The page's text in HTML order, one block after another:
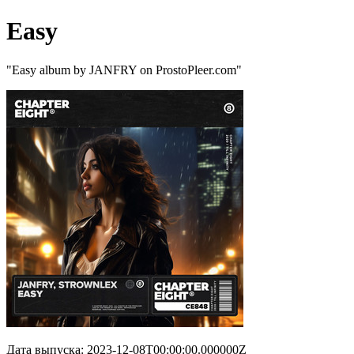
Easy
"Easy album by JANFRY on ProstoPleer.com"
Дата выпуска: 2023-12-08T00:00:00.000000Z